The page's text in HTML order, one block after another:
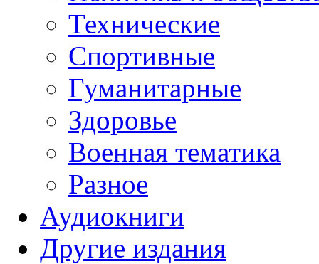
Технические
Спортивные
Гуманитарные
Здоровье
Военная тематика
Разное
Аудиокниги
Другие издания